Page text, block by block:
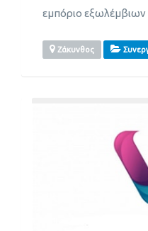
εμπόριο
Ζάκυνθος